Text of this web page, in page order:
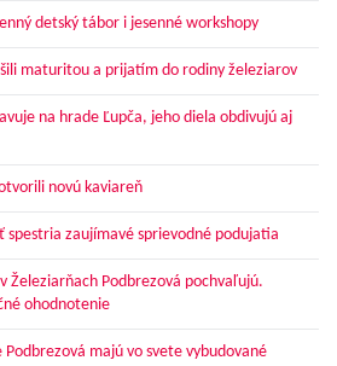
detský tábor i jesenné workshopy
maturitou a prijatím do rodiny železiarov
na hrade Ľupča, jeho diela obdivujú aj
novú kaviareň
spestria zaujímavé sprievodné podujatia
Železiarňach Podbrezová pochvaľujú.
ohodnotenie
Podbrezová majú vo svete vybudované